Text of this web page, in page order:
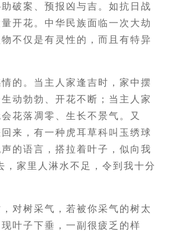
破案、预报凶与吉。如抗日战
开花。中华民族面临一次大劫
不仅是有灵性的，而且有特异
。当主人家逢吉时，家中摆
动勃勃、开花不断；当主人家
花落凋零、生长不景气。又
来，有一种虎耳草科叫玉绣球
的语言，搭拉着叶子，似向我
，家里人淋水不足，令到我十分
树采气，若被你采气的树太
叶子下垂，一副很疲乏的样